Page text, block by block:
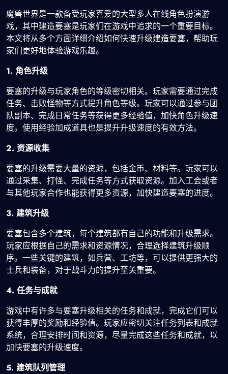
魔兽世界是一款备受玩家喜爱的大型多人在线角色扮演游
戏，其中建造要塞是玩家们在游戏中追求的一个重要目标。
本文将从多个方面详细介绍如何快速升级建造要塞，帮助玩
家们更好地体验游戏乐趣。
1. 角色升级
要塞的升级与玩家角色的等级密切相关。玩家需要通过完成
任务、击败怪物等方式提升角色等级。玩家可以通过参与团
队副本、完成日常任务等获得更多经验值，加快角色升级速
度。使用经验加成道具也是提升升级速度的有效方法。
2. 资源收集
要塞的升级需要大量的资源，包括金币、材料等。玩家可以
通过采集、打怪、完成任务等方式获取资源。加入工会或者
与其他玩家合作也能获得更多资源，加快建造要塞的进度。
3. 建筑升级
要塞包含多个建筑，每个建筑都有自己的功能和升级需求。
玩家应根据自己的需求和资源情况，合理选择建筑升级顺
序。一些关键的建筑，如兵营、工坊等，可以提供更强大的
士兵和装备，对于战斗力的提升至关重要。
4. 任务与成就
游戏中有许多与要塞升级相关的任务和成就，完成它们可以
获得丰厚的奖励和经验值。玩家应密切关注任务列表和成就
系统，合理安排时间和资源，尽量完成这些任务和成就，以
加快要塞的升级速度。
5. 建筑队列管理